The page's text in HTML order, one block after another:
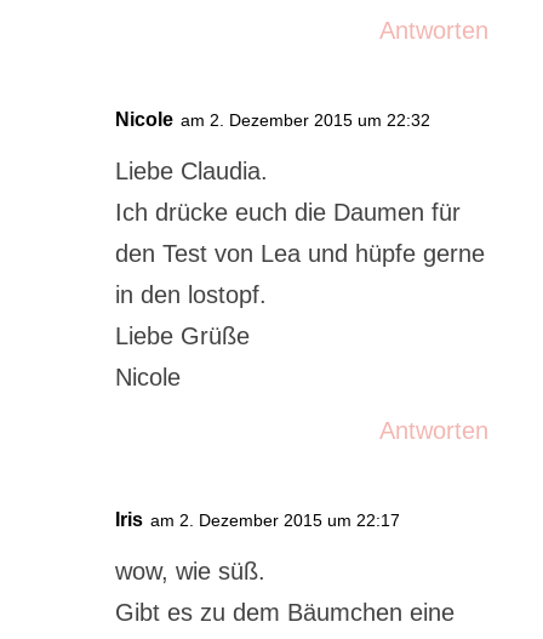
Antworten
Nicole am 2. Dezember 2015 um 22:32
Liebe Claudia.
Ich drücke euch die Daumen für
den Test von Lea und hüpfe gerne
in den lostopf.
Liebe Grüße
Nicole
Antworten
Iris am 2. Dezember 2015 um 22:17
wow, wie süß.
Gibt es zu dem Bäumchen eine